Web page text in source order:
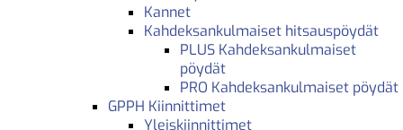
Kannet
Kahdeksankulmaiset hitsauspöydät
PLUS Kahdeksankulmaiset
pöydät
PRO Kahdeksankulmaiset pöydät
GPPH Kiinnittimet
Yleiskiinnittimet